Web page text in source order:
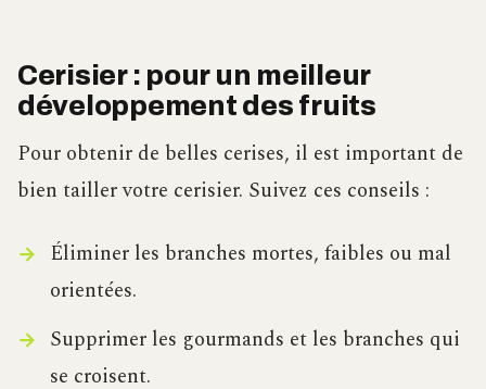
Cerisier : pour un meilleur
développement des fruits
Pour obtenir de belles cerises, il est important de
bien tailler votre cerisier. Suivez ces conseils :
Éliminer les branches mortes, faibles ou mal
orientées.
Supprimer les gourmands et les branches qui
se croisent.